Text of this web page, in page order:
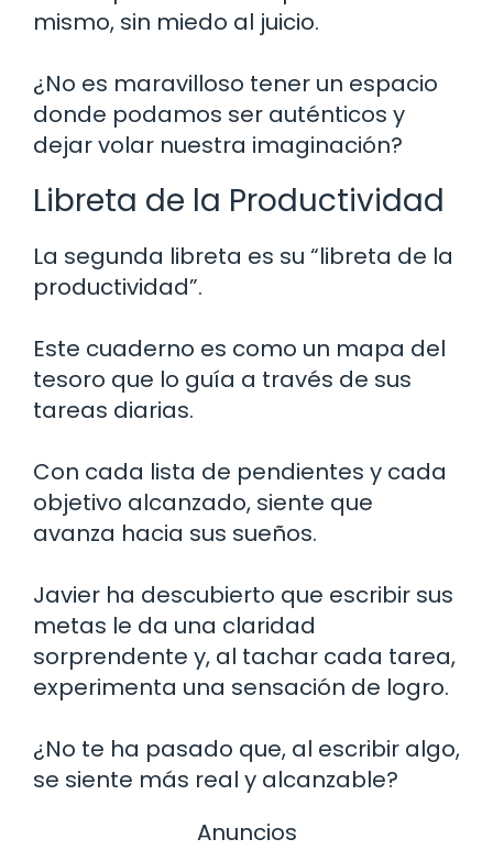
mismo, sin miedo al juicio.
¿No es maravilloso tener un espacio
donde podamos ser auténticos y
dejar volar nuestra imaginación?
Libreta de la Productividad
La segunda libreta es su “libreta de la
productividad”.
Este cuaderno es como un mapa del
tesoro que lo guía a través de sus
tareas diarias.
Con cada lista de pendientes y cada
objetivo alcanzado, siente que
avanza hacia sus sueños.
Javier ha descubierto que escribir sus
metas le da una claridad
sorprendente y, al tachar cada tarea,
experimenta una sensación de logro.
¿No te ha pasado que, al escribir algo,
se siente más real y alcanzable?
Anuncios